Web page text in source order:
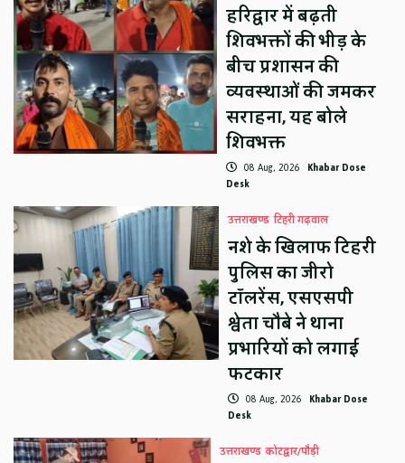
हरिद्वार में बढ़ती
शिवभक्तों की भीड़ के
बीच प्रशासन की
व्यवस्थाओं की जमकर
सराहना, यह बोले
शिवभक्त
08 Aug, 2026 Khabar Dose
Desk
उत्तराखण्ड टिहरी गढ़वाल
नशे के खिलाफ टिहरी
पुलिस का जीरो
टॉलरेंस, एसएसपी
श्वेता चौबे ने थाना
प्रभारियों को लगाई
फटकार
08 Aug, 2026 Khabar Dose
Desk
उत्तराखण्ड कोटद्वार/पौड़ी